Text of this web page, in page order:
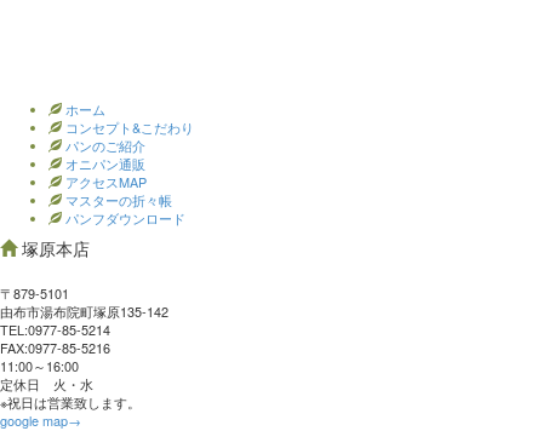
ホーム
コンセプト&こだわり
パンのご紹介
オニパン通販
アクセスMAP
マスターの折々帳
パンフダウンロード
塚原本店
〒879-5101
由布市湯布院町塚原135-142
TEL:0977‐85-5214
FAX:0977‐85-5216
11:00～16:00
定休日 火・水
※祝日は営業致します。
google map→